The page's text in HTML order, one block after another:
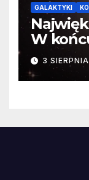
GALAKTYKI
W
3